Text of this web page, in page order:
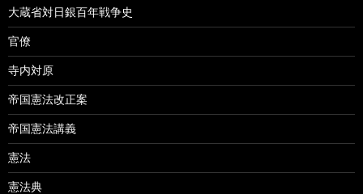
大蔵省対日銀百年戦争史
官僚
寺内対原
帝国憲法改正案
帝国憲法講義
憲法
憲法典